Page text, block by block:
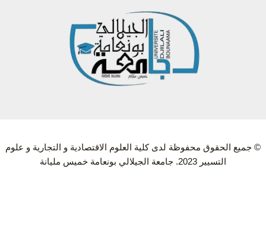
© جميع الحقوق محفوظة لدى كلية العلوم الاقتصادية و التجارية و علوم
التسيير 2023. جامعة الجيلالي بونعامة خميس مليانة